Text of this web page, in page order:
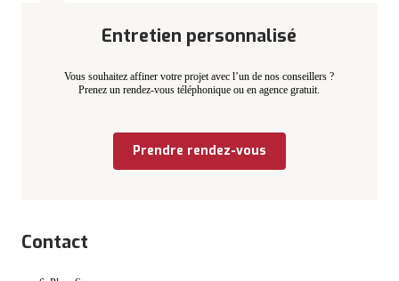
Entretien personnalisé
Vous souhaitez affiner votre projet avec l’un de nos conseillers ?
Prenez un rendez-vous téléphonique ou en agence gratuit.
Prendre rendez-vous
Contact